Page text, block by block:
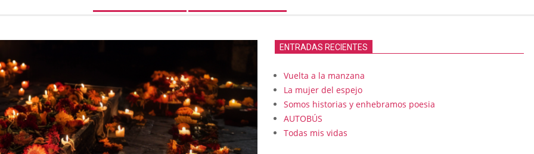
ENTRADAS RECIENTES
Vuelta a la manzana
La mujer del espejo
Somos historias y enhebramos poesia
AUTOBÚS
Todas mis vidas